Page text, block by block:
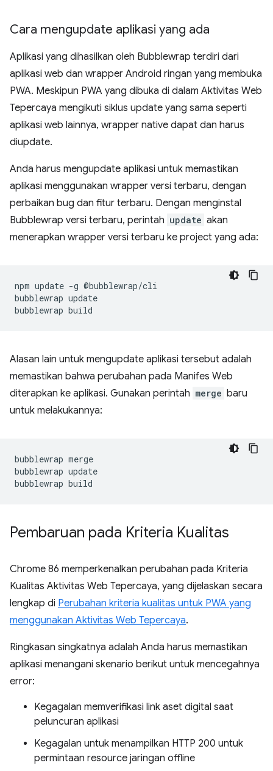
Cara mengupdate aplikasi yang ada
Aplikasi yang dihasilkan oleh Bubblewrap terdiri dari
aplikasi web dan wrapper Android ringan yang membuka
PWA. Meskipun PWA yang dibuka di dalam Aktivitas Web
Tepercaya mengikuti siklus update yang sama seperti
aplikasi web lainnya, wrapper native dapat dan harus
diupdate.
Anda harus mengupdate aplikasi untuk memastikan
aplikasi menggunakan wrapper versi terbaru, dengan
perbaikan bug dan fitur terbaru. Dengan menginstal
Bubblewrap versi terbaru, perintah update akan
menerapkan wrapper versi terbaru ke project yang ada:
npm update -g @bubblewrap/cli
bubblewrap update
bubblewrap
Alasan lain untuk mengupdate aplikasi tersebut adalah
memastikan bahwa perubahan pada Manifes Web
diterapkan ke aplikasi. Gunakan perintah merge baru
untuk melakukannya:
bubblewrap merge
bubblewrap update
bubblewrap
Pembaruan pada Kriteria Kualitas
Chrome 86 memperkenalkan perubahan pada Kriteria
Kualitas Aktivitas Web Tepercaya, yang dijelaskan secara
lengkap di Perubahan kriteria kualitas untuk PWA yang
menggunakan Aktivitas Web Tepercaya.
Ringkasan singkatnya adalah Anda harus memastikan
aplikasi menangani skenario berikut untuk mencegahnya
error:
Kegagalan memverifikasi link aset digital saat
peluncuran aplikasi
Kegagalan untuk menampilkan HTTP 200 untuk
permintaan resource jaringan offline